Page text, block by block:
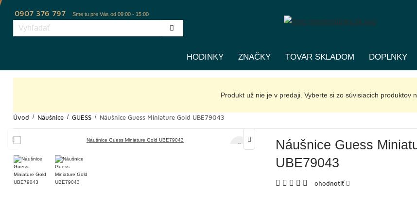
0907 376 797 Sme tu pre Vás od 09:00 - 15:00
HODINKY ZNAČKY TOVAR SKLADOM DOPLNKY
Produkt už nie je v predaji. Vyberte si zo súvisiacich produktov
Úvod Náušnice GUESS Náušnice Guess Miniature Gold UBE79043
Náušnice Guess
UBE79043
ohodnotiť